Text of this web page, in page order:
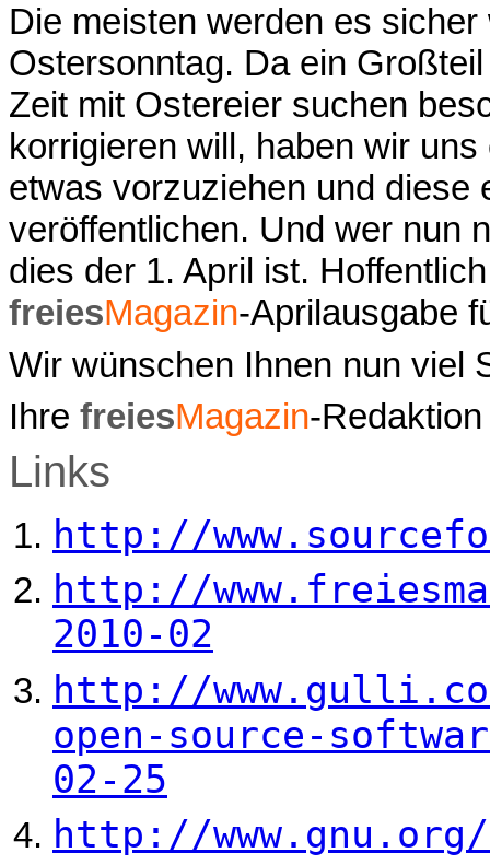
Die meisten werden es
Ostersonntag. Da ein
Zeit mit Ostereier suchen
korrigieren will, haben wir
etwas vorzuziehen und diese
veröffentlichen. Und wer nun
dies der 1. April ist.
freiesMagazin-Aprilausgabe
Wir wünschen Ihnen nun viel
Ihre freiesMagazin-Redaktion
Links
http://
http://
2010-02
http://
open-source-
02-25
http://